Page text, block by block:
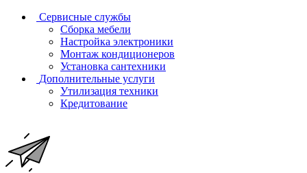
Сервисные службы
Сборка мебели
Настройка электроники
Монтаж кондиционеров
Установка сантехники
Дополнительные услуги
Утилизация техники
Кредитование